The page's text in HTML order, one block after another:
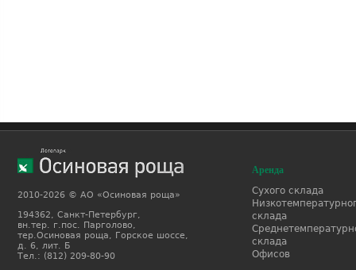
2010-2026 © АО «Осиновая роща»
194362, Санкт-Петербург,
вн.тер. г.пос. Парголово,
тер.Осиновая роща, Горское шоссе,
д. 6, лит. Б
Тел.: (812) 209-80-90
Аренда
Сухого склада
склада
склада
Офисов